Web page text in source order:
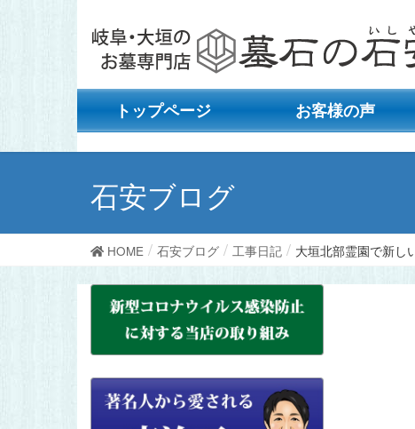
トップページ お客様の声
石安ブログ
HOME 石安ブログ 工事日記 大垣北部霊園で新し